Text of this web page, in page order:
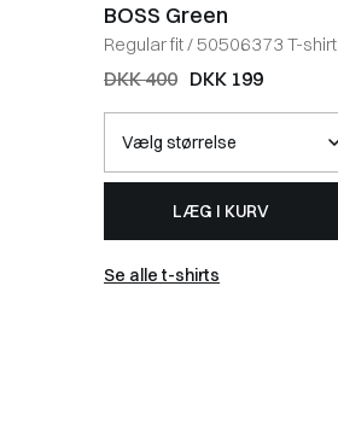
BOSS Green
Regular fit/50506373 T-shirt
LYS RØD
DKK 400 DKK 199
LÆG I KURV
Se alle t-shirts